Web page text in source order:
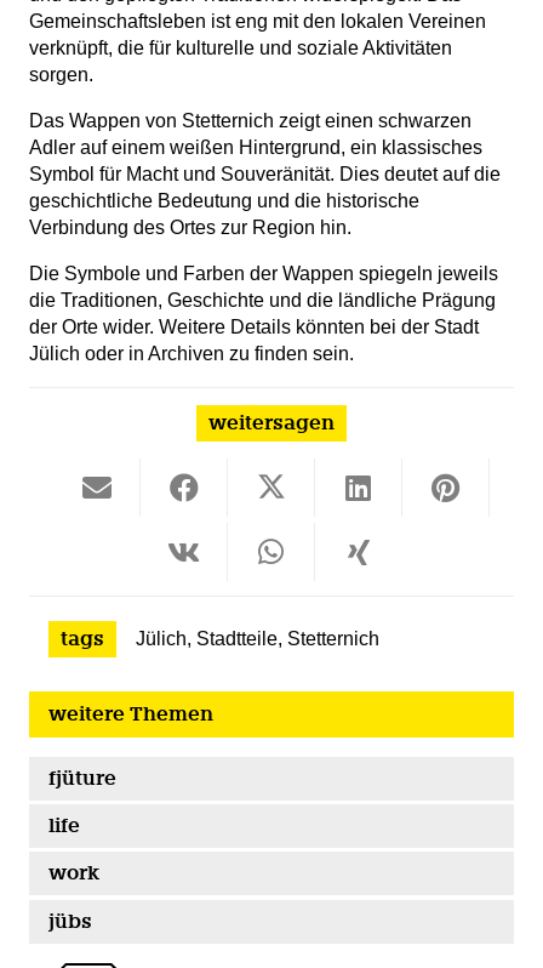
Gemeinschaftsleben ist eng mit den lokalen Vereinen
verknüpft, die für kulturelle und soziale Aktivitäten
sorgen.
Das Wappen von Stetternich zeigt einen schwarzen
Adler auf einem weißen Hintergrund, ein klassisches
Symbol für Macht und Souveränität. Dies deutet auf die
geschichtliche Bedeutung und die historische
Verbindung des Ortes zur Region hin.
Die Symbole und Farben der Wappen spiegeln jeweils
die Traditionen, Geschichte und die ländliche Prägung
der Orte wider. Weitere Details könnten bei der Stadt
Jülich oder in Archiven zu finden sein.
weitersagen
tags Jülich, Stadtteile, Stetternich
weitere Themen
fjüture
life
work
jübs